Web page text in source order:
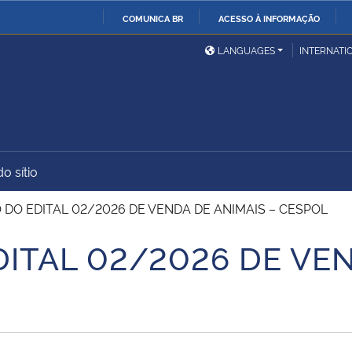
COMUNICA BR ACESSO À INFORMAÇÃO
Ministério da Defesa
Ministério das Relações
Exteriores
Ministério do
Desenvolvimento Regional
União
Advocacia-Geral da União Banco Central do Brasil
LANGUAGES
sítio
DO EDITAL 02/2026 DE VENDA DE ANIMAIS – CESPOL
02/2026 DE